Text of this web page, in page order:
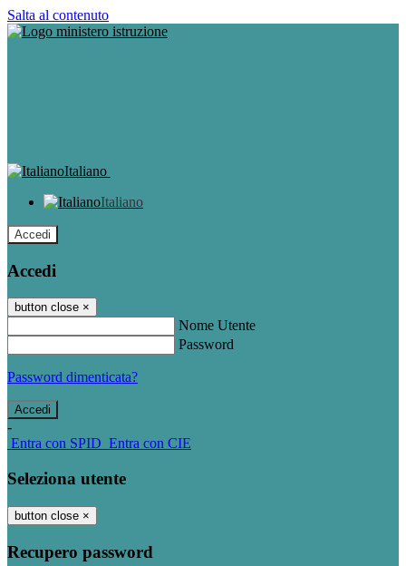
Salta al contenuto
Italiano
Italiano
Accedi
Accedi
button close ×
Nome Utente
Password
Password dimenticata?
-
Entra con SPID Entra con CIE
Seleziona utente
button close ×
Recupero password